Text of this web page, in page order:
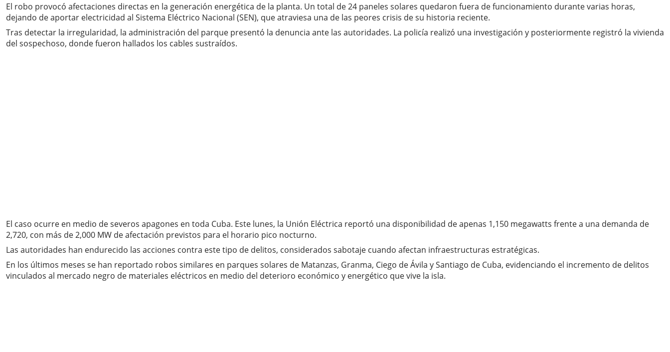
El robo provocó afectaciones directas en la generación energética de la planta. Un total de 24 paneles solares quedaron fuera de funcionamiento durante varias horas,
dejando de aportar electricidad al Sistema Eléctrico Nacional (SEN), que atraviesa una de las peores crisis de su historia reciente.
Tras detectar la irregularidad, la administración del parque presentó la denuncia ante las autoridades. La policía realizó una investigación y posteriormente registró la vivienda
del sospechoso, donde fueron hallados los cables sustraídos.
El caso ocurre en medio de severos apagones en toda Cuba. Este lunes, la Unión Eléctrica reportó una disponibilidad de apenas 1,150 megawatts frente a una demanda de
2,720, con más de 2,000 MW de afectación previstos para el horario pico nocturno.
Las autoridades han endurecido las acciones contra este tipo de delitos, considerados sabotaje cuando afectan infraestructuras estratégicas.
En los últimos meses se han reportado robos similares en parques solares de Matanzas, Granma, Ciego de Ávila y Santiago de Cuba, evidenciando el incremento de delitos
vinculados al mercado negro de materiales eléctricos en medio del deterioro económico y energético que vive la isla.